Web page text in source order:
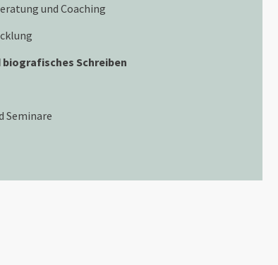
und Coaching
biografisches Schreiben
Seminare